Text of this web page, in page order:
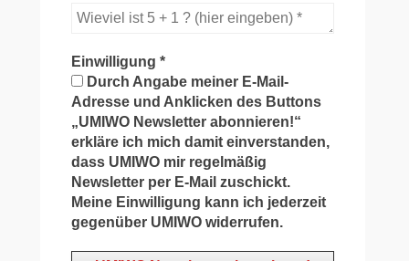
Einwilligung*
Durch Angabe meiner E-Mail-
Adresse und Anklicken des Buttons
„UMIWO Newsletter abonnieren!“
erkläre ich mich damit einverstanden,
dass UMIWO mir regelmäßig
Newsletter per E-Mail zuschickt.
Meine Einwilligung kann ich jederzeit
gegenüber UMIWO widerrufen.